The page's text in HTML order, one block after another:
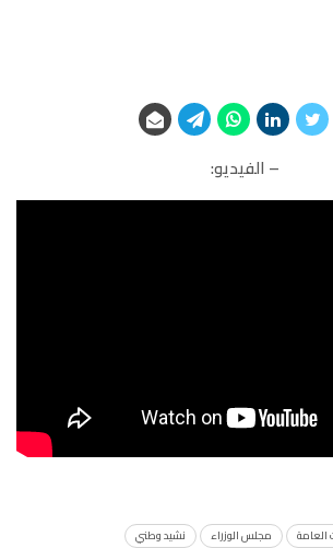
– الفيديو:
مجلس الوزراء نشيد وطني